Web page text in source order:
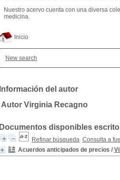
Inicio
New search
Información del autor
Autor Virginia Recagno
Documentos disponibles
Refinar búsqueda Consulta a
Acuerdos anticipados de precios /
Nuestro acervo cuenta con una diversa
medicina.